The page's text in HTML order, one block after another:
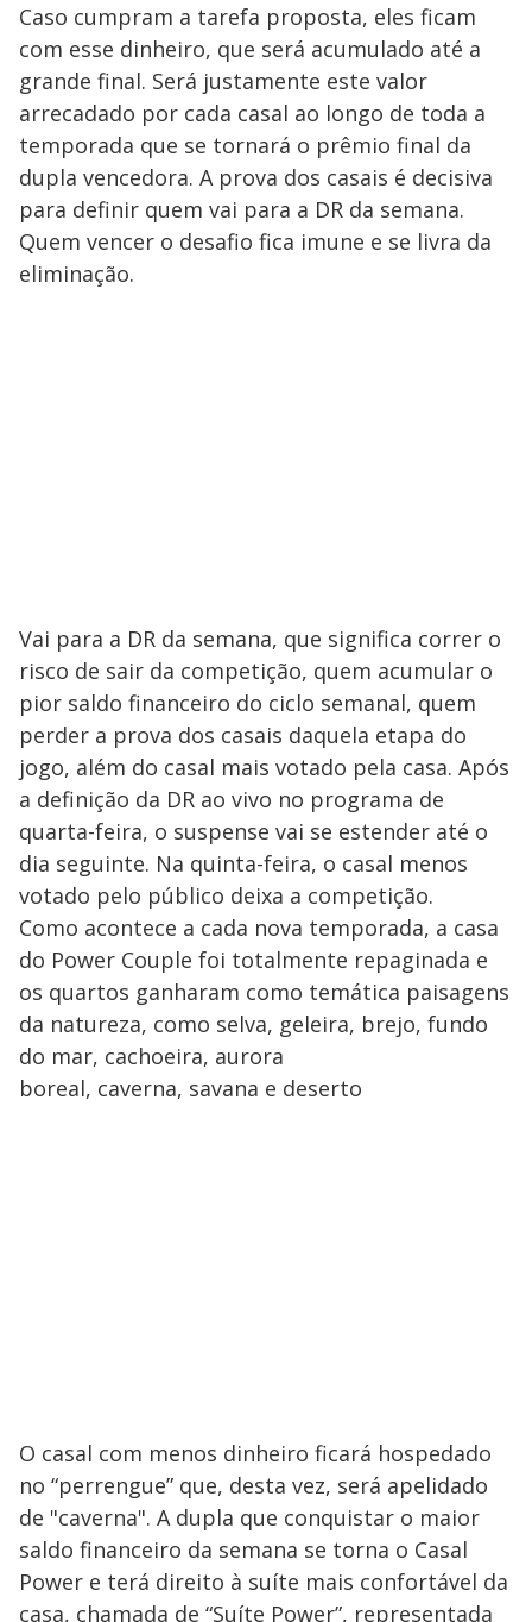
Caso cumpram a tarefa proposta, eles ficam
com esse dinheiro, que será acumulado até a
grande final. Será justamente este valor
arrecadado por cada casal ao longo de toda a
temporada que se tornará o prêmio final da
dupla vencedora. A prova dos casais é decisiva
para definir quem vai para a DR da semana.
Quem vencer o desafio fica imune e se livra da
eliminação.
Vai para a DR da semana, que significa correr o
risco de sair da competição, quem acumular o
pior saldo financeiro do ciclo semanal, quem
perder a prova dos casais daquela etapa do
jogo, além do casal mais votado pela casa. Após
a definição da DR ao vivo no programa de
quarta-feira, o suspense vai se estender até o
dia seguinte. Na quinta-feira, o casal menos
votado pelo público deixa a competição.
Como acontece a cada nova temporada, a casa
do Power Couple foi totalmente repaginada e
os quartos ganharam como temática paisagens
da natureza, como selva, geleira, brejo, fundo
do mar, cachoeira, aurora
boreal, caverna, savana e deserto
O casal com menos dinheiro ficará hospedado
no “perrengue” que, desta vez, será apelidado
de "caverna". A dupla que conquistar o maior
saldo financeiro da semana se torna o Casal
Power e terá direito à suíte mais confortável da
casa, chamada de “Suíte Power”, representada